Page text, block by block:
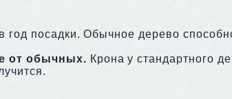
посадки. Обычное дерево
от обычных. Крона у стандартного